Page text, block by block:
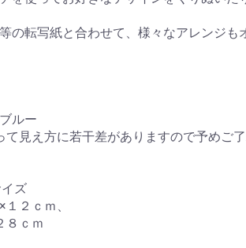
の転写紙と合わせて、様々なアレンジも
ルー
見え方に若干差がありますので予めご了
ズ
２ｃｍ、
８ｃｍ